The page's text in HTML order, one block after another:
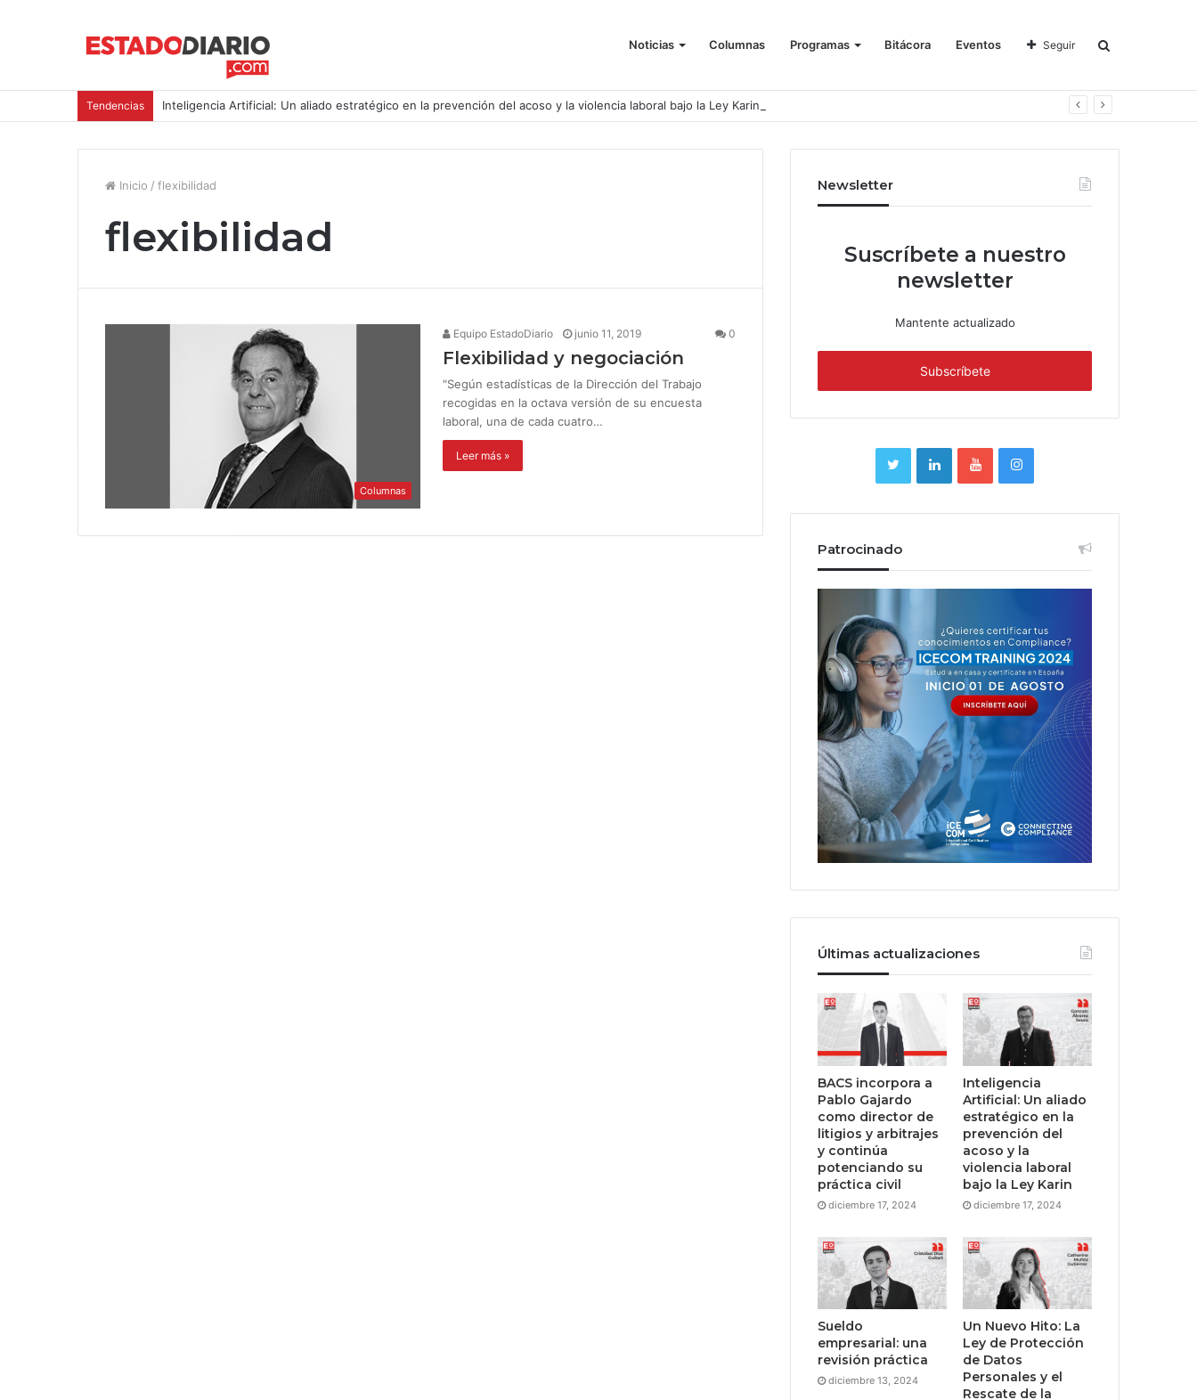
Noticias Columnas Programas Bitácora Eventos Seguir
Tendencias Inteligencia Artificial: Un aliado estratégico en la prevención del acoso y la violencia laboral bajo la Ley Karin
Inicio / flexibilidad
flexibilidad
Columnas
Equipo EstadoDiario junio 11, 2019 0
Flexibilidad y negociación
"Según estadísticas de la Dirección del Trabajo
recogidas en la octava versión de su encuesta
laboral, una de cada cuatro…
Leer más »
Newsletter
Suscríbete a nuestro
newsletter
Mantente actualizado
Patrocinado
Últimas actualizaciones
BACS incorpora a
Pablo Gajardo
como director de
litigios y arbitrajes
y continúa
potenciando su
práctica civil
diciembre 17, 2024
Inteligencia
Artificial: Un aliado
estratégico en la
prevención del
acoso y la
violencia laboral
bajo la Ley Karin
diciembre 17, 2024
Sueldo
empresarial: una
revisión práctica
diciembre 13, 2024
Un Nuevo Hito: La
Ley de Protección
de Datos
Personales y el
Rescate de la